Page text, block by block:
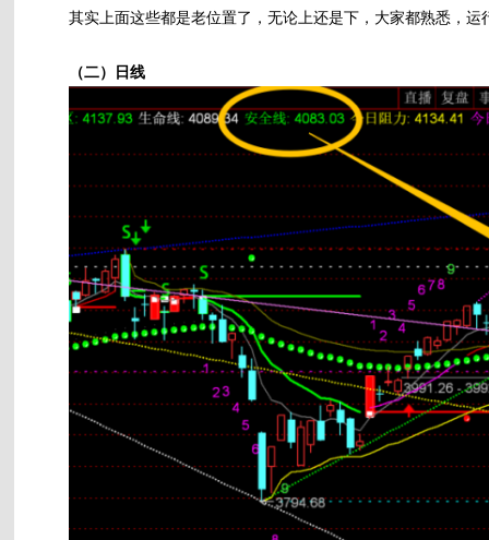
其实上面这些都是老位置了，无论上还是下，大家都熟悉，
（二）日线